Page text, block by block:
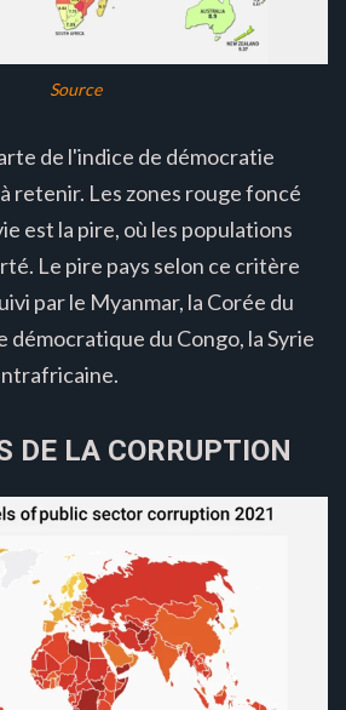
Source
de l'indice de démocratie
retenir. Les zones rouge foncé
est la pire, où les populations
Le pire pays selon ce critère
par le Myanmar, la Corée du
démocratique du Congo, la Syrie
DE LA CORRUPTION